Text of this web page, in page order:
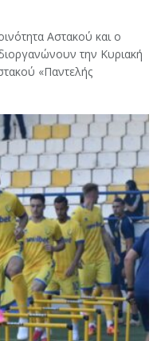
Αστακού και ο
την Κυριακή
«Παντελής